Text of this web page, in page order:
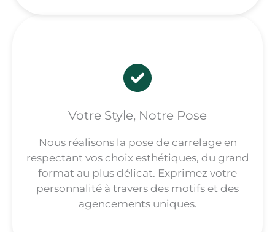
Votre Style, Notre Pose
Nous réalisons la pose de carrelage en
respectant vos choix esthétiques, du grand
format au plus délicat. Exprimez votre
personnalité à travers des motifs et des
agencements uniques.